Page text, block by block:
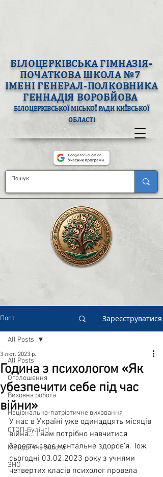
БІЛОЦЕРКІВСЬКА ГІМНАЗІЯ-
ПОЧАТКОВА ШКОЛА №7
ІМЕНІ ГЕНЕРАЛ-ПОЛКОВНИКА
ГЕННАДІЯ ВОРОБЙОВА
БІЛОЦЕРКІВСЬКОЇ МІСЬКОЇ РАДИ КИЇВСЬКОЇ
ОБЛАСТІ
Пост Зареєструватися
All Posts
Оголошення
Виховна робота
Національно-патріотичне виховання
СТОП-Булінг!
Методична робота
ЗНО
All Posts
Година з психологом «Як
убезпечити себе під час
війни»
3 лют. 2023 р.
У нас в Україні уже одинадцять місяців
війна… І нам потрібно навчитися
берегти своє ментальне здоров’я. Тож
сьогодні 03.02.2023 року з учнями
четвертих класів психолог провела